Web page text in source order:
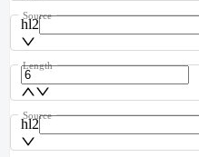
hl2
Source
Length
hl2
Source